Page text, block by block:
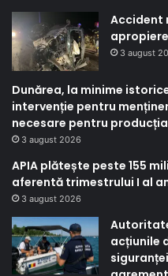
Accident
3 august
Dunărea, la minime
intervenție pentru
necesare pentru
3 august 2026
APIA plătește peste 155
aferentă trimestrului I al
3 august 2026
acțiunile